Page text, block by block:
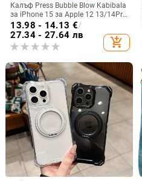
Калъф Press Bubble Blow Kabibala
за iPhone 15 за Apple 12 13/14Pro
Max, устойчив на изпускане 11
13.98 - 14.13 €/
27.34 - 27.64 лв
add_shopping_cart